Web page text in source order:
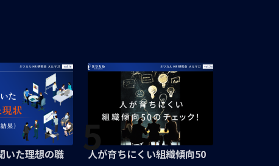
いた理想の職
5
人が育ちにくい組織傾向50